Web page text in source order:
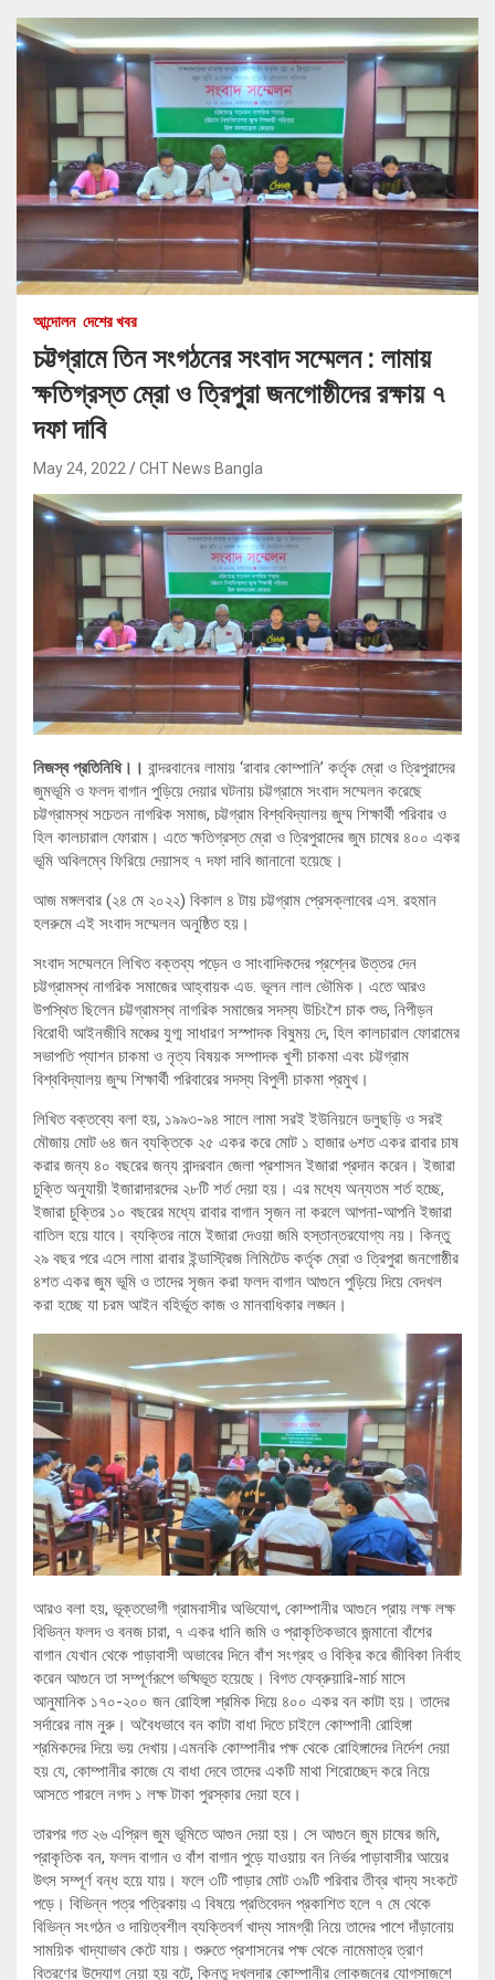
আন্দোলন দেশের খবর
চট্টগ্রামে তিন সংগঠনের সংবাদ সম্মেলন : লামায়
ক্ষতিগ্রস্ত ম্রো ও ত্রিপুরা জনগোষ্ঠীদের রক্ষায় ৭
দফা দাবি
May 24, 2022 CHT News Bangla
নিজস্ব প্রতিনিধি।। বান্দরবানের লামায় ‘রাবার কোম্পানি’ কর্তৃক ম্রো ও ত্রিপুরাদের
জুমভূমি ও ফলদ বাগান পুড়িয়ে দেয়ার ঘটনায় চট্টগ্রামে সংবাদ সম্মেলন করেছে
চট্টগ্রামস্থ সচেতন নাগরিক সমাজ, চট্টগ্রাম বিশ্ববিদ্যালয় জুম্ম শিক্ষার্থী পরিবার ও
হিল কালচারাল ফোরাম। এতে ক্ষতিগ্রস্ত ম্রো ও ত্রিপুরাদের জুম চাষের ৪০০ একর
ভূমি অবিলম্বে ফিরিয়ে দেয়াসহ ৭ দফা দাবি জানানো হয়েছে।
আজ মঙ্গলবার (২৪ মে ২০২২) বিকাল ৪ টায় চট্টগ্রাম প্রেসক্লাবের এস. রহমান
হলরুমে এই সংবাদ সম্মেলন অনুষ্ঠিত হয়।
সংবাদ সম্মেলনে লিখিত বক্তব্য পড়েন ও সাংবাদিকদের প্রশ্নের উত্তর দেন
চট্টগ্রামস্থ নাগরিক সমাজের আহ্বায়ক এড. ভূলন লাল ভৌমিক। এতে আরও
উপস্থিত ছিলেন চট্টগ্রামস্থ নাগরিক সমাজের সদস্য উচিংশৈ চাক শুভ, নিপীড়ন
বিরোধী আইনজীবি মঞ্চের যুগ্ম সাধারণ সস্পাদক বিষুময় দে, হিল কালচারাল ফোরামের
সভাপতি প্যাশন চাকমা ও নৃত্য বিষয়ক সম্পাদক খুশী চাকমা এবং চট্টগ্রাম
বিশ্ববিদ্যালয় জুম্ম শিক্ষার্থী পরিবারের সদস্য বিপুলী চাকমা প্রমুখ।
লিখিত বক্তব্যে বলা হয়, ১৯৯৩-৯৪ সালে লামা সরই ইউনিয়নে ডলুছড়ি ও সরই
মৌজায় মোট ৬৪ জন ব্যক্তিকে ২৫ একর করে মোট ১ হাজার ৬শত একর রাবার চাষ
করার জন্য ৪০ বছরের জন্য বান্দরবান জেলা প্রশাসন ইজারা প্রদান করেন। ইজারা
চুক্তি অনুযায়ী ইজারাদারদের ২৮টি শর্ত দেয়া হয়। এর মধ্যে অন্যতম শর্ত হচ্ছে,
ইজারা চুক্তির ১০ বছরের মধ্যে রাবার বাগান সৃজন না করলে আপনা-আপনি ইজারা
বাতিল হয়ে যাবে। ব্যক্তির নামে ইজারা দেওয়া জমি হস্তান্তরযোগ্য নয়। কিন্তু
২৯ বছর পরে এসে লামা রাবার ইন্ডাস্ট্রিজ লিমিটেড কর্তৃক ম্রো ও ত্রিপুরা জনগোষ্ঠীর
৪শত একর জুম ভূমি ও তাদের সৃজন করা ফলদ বাগান আগুনে পুড়িয়ে দিয়ে বেদখল
করা হচ্ছে যা চরম আইন বহির্ভূত কাজ ও মানবাধিকার লঙ্ঘন।
আরও বলা হয়, ভূক্তভোগী গ্রামবাসীর অভিযোগ, কোম্পানীর আগুনে প্রায় লক্ষ লক্ষ
বিভিন্ন ফলদ ও বনজ চারা, ৭ একর ধানি জমি ও প্রাকৃতিকভাবে জন্মানো বাঁশের
বাগান যেখান থেকে পাড়াবাসী অভাবের দিনে বাঁশ সংগ্রহ ও বিক্রি করে জীবিকা নির্বাহ
করেন আগুনে তা সম্পূর্ণরূপে ভষ্মিভূত হয়েছে। বিগত ফেব্রুয়ারি-মার্চ মাসে
আনুমানিক ১৭০-২০০ জন রোহিঙ্গা শ্রমিক দিয়ে ৪০০ একর বন কাটা হয়। তাদের
সর্দারের নাম নুরু। অবৈধভাবে বন কাটা বাধা দিতে চাইলে কোম্পানী রোহিঙ্গা
শ্রমিকদের দিয়ে ভয় দেখায়।এমনকি কোম্পানীর পক্ষ থেকে রোহিঙ্গাদের নির্দেশ দেয়া
হয় যে, কোম্পানীর কাজে যে বাধা দেবে তাদের একটি মাথা শিরোচ্ছেদ করে নিয়ে
আসতে পারলে নগদ ১ লক্ষ টাকা পুরস্কার দেয়া হবে।
তারপর গত ২৬ এপ্রিল জুম ভূমিতে আগুন দেয়া হয়। সে আগুনে জুম চাষের জমি,
প্রাকৃতিক বন, ফলদ বাগান ও বাঁশ বাগান পুড়ে যাওয়ায় বন নির্ভর পাড়াবাসীর আয়ের
উৎস সম্পূর্ণ বন্ধ হয়ে যায়। ফলে ৩টি পাড়ার মোট ৩৯টি পরিবার তীব্র খাদ্য সংকটে
পড়ে। বিভিন্ন পত্র পত্রিকায় এ বিষয়ে প্রতিবেদন প্রকাশিত হলে ৭ মে থেকে
বিভিন্ন সংগঠন ও দায়িত্বশীল ব্যক্তিবর্গ খাদ্য সামগ্রী নিয়ে তাদের পাশে দাঁড়ানোয়
সাময়িক খাদ্যাভাব কেটে যায়। শুরুতে প্রশাসনের পক্ষ থেকে নামেমাত্র ত্রাণ
বিতরণের উদ্যোগ নেয়া হয় বটে, কিন্তু দখলদার কোম্পানীর লোকজনের যোগসাজশে